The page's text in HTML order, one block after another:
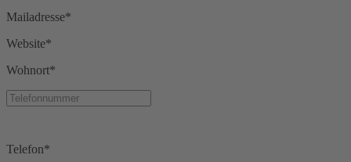
Mailadresse*
Website*
Wohnort*
Telefon*